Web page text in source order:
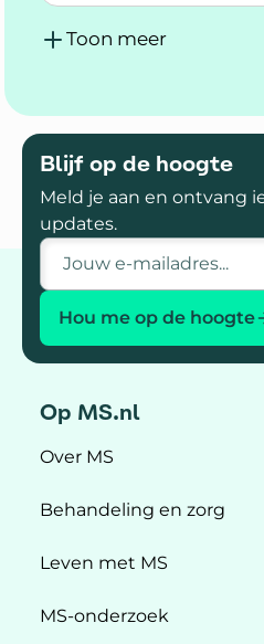
Toon meer
Blijf op de hoogte
Meld je aan en ontvang
updates.
E-mailadres
Hou me op de hoogte
Op MS.nl
Over MS
Behandeling en zorg
Leven met MS
MS-onderzoek